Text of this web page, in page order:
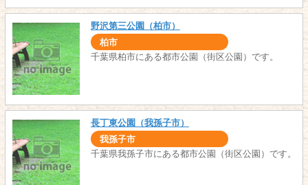
野沢第三公園（柏市）
柏市
千葉県柏市にある都市公園（街区公園）です。
長丁東公園（我孫子市）
我孫子市
千葉県我孫子市にある都市公園（街区公園）です。